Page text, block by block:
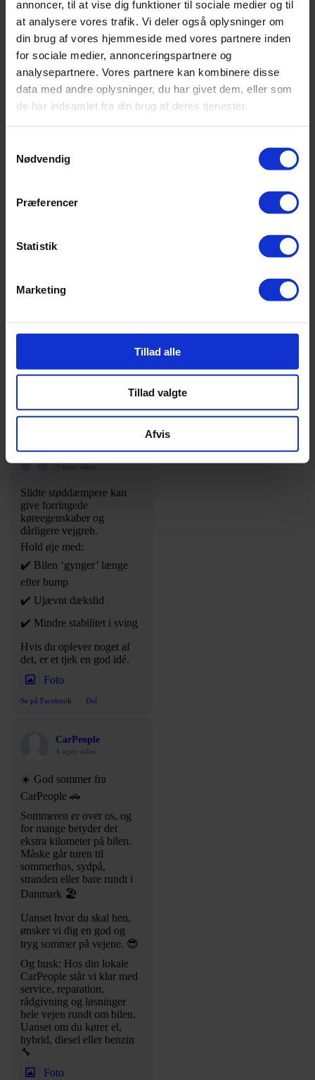
annoncer, til at vise dig funktioner til sociale medier og til
at analysere vores trafik. Vi deler også oplysninger om
din brug af vores hjemmeside med vores partnere inden
for sociale medier, annonceringspartnere og
analysepartnere. Vores partnere kan kombinere disse
data med andre oplysninger, du har givet dem, eller som
de har indsamlet fra din brug af deres tjenester.
Nødvendig
Præferencer
Statistik
Marketing
Tillad alle
Tillad valgte
Afvis
trænger til service.
Få det tjekket og serviceret,
før små problemer bliver
større.
Video
2 uger siden
motorens
sikrer, at:
✔️ Sliddele skiftes før de
forudsigelig drift.
Se på Facebook · Del
CarPeople
Slidte støddæmpere kan
give forringede
køreegenskaber og
dårligere vejgreb.
Hold øje med:
✔️ Bilen ‘gynger’ længe
efter bump
✔️ Ujævnt dækslid
✔️ Mindre stabilitet i sving
Hvis du oplever noget af
det, er et tjek en god idé.
Foto
Se på Facebook · Del
CarPeople
4 uger siden
☀️ God sommer fra
CarPeople 🚗
Sommeren er over os, og
for mange betyder det
ekstra kilometer på bilen.
Måske går turen til
sommerhus, sydpå,
stranden eller bare rundt i
Danmark 🏖️
Uanset hvor du skal hen,
ønsker vi dig en god og
tryg sommer på vejene. 😎
Og husk: Hos din lokale
CarPeople står vi klar med
service, reparation,
rådgivning og løsninger
hele vejen rundt om bilen.
Uanset om du kører el,
hybrid, diesel eller benzin
🔧
Foto